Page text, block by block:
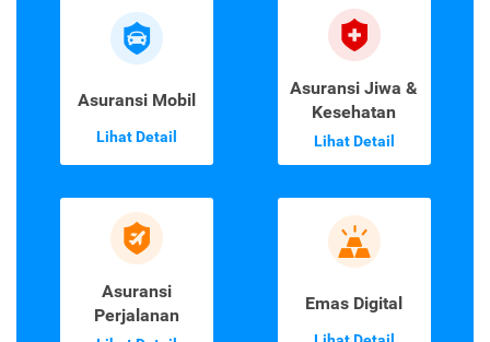
Asuransi Mobil
Lihat Detail
Asuransi Jiwa &
Kesehatan
Lihat Detail
Asuransi
Perjalanan
Emas Digital